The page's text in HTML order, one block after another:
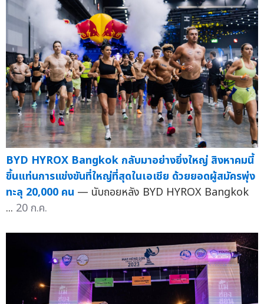
BYD HYROX Bangkok กลับมาอย่างยิ่งใหญ่ สิงหาคมนี้
ขึ้นแท่นการแข่งขันที่ใหญ่ที่สุดในเอเชีย ด้วยยอดผู้สมัครพุ่ง
ทะลุ 20,000 คน — นับถอยหลัง BYD HYROX Bangkok
... 20 ก.ค.